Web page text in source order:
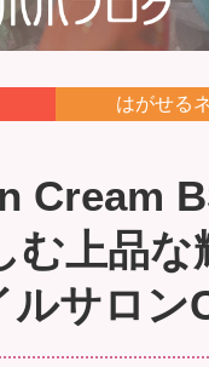
はがせる
Cream
む上品
ルサロン